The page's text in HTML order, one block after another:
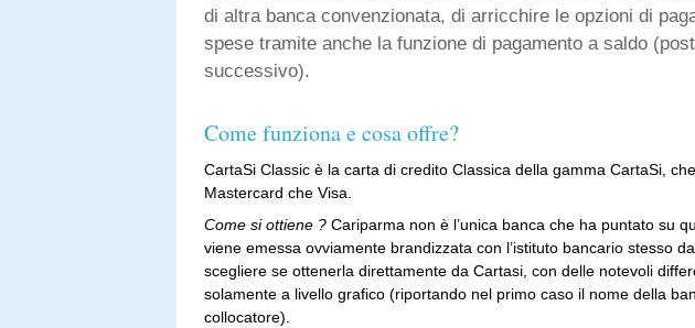
di altra banca convenzionata, di arricchire le opzioni di
spese tramite anche la funzione di pagamento a saldo
successivo).
Come funziona e cosa offre?
CartaSi Classic è la carta di credito Classica della gamma CartaSi,
Mastercard che Visa.
Come si ottiene ? Cariparma non è l’unica banca che ha puntato su
viene emessa ovviamente brandizzata con l’istituto bancario stesso
scegliere se ottenerla direttamente da Cartasi, con delle notevoli
solamente a livello grafico (riportando nel primo caso il nome della
collocatore).